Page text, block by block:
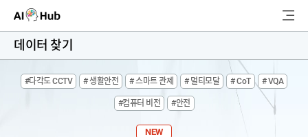
AI-Hub
검
색
데이터 찾기
#다각도 CCTV # 생활안전 # 스마트 관제 # 멀티모달 # CoT # VQA
#컴퓨터 비전 #안전
NEW